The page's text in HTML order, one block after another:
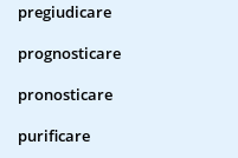
pregiudicare
prognosticare
pronosticare
purificare